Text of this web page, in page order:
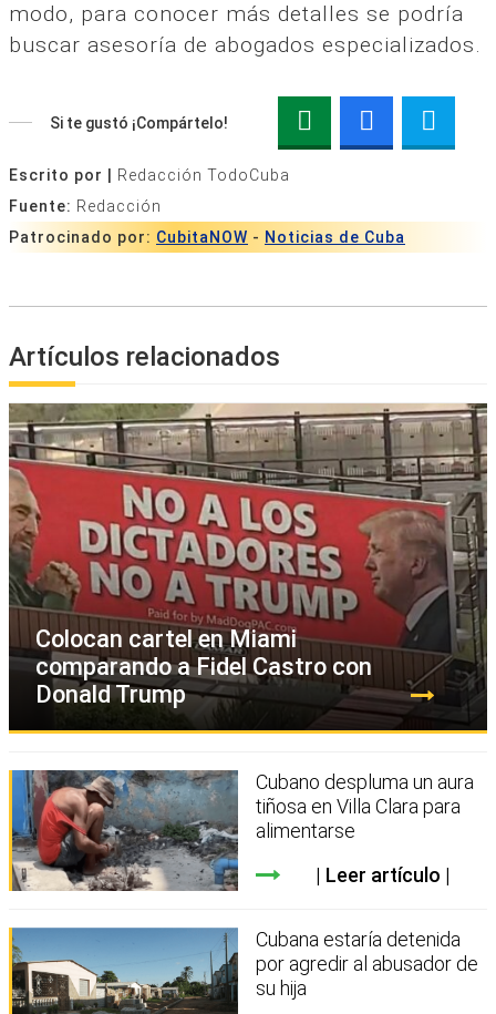
modo, para conocer más detalles se podría
buscar asesoría de abogados especializados.
Si te gustó ¡Compártelo!
Escrito por |
Redacción TodoCuba
Fuente: Redacción
Patrocinado por: CubitaNOW - Noticias de Cuba
Artículos relacionados
Colocan cartel en Miami
comparando a Fidel Castro con
Donald Trump
Cubano despluma un aura
tiñosa en Villa Clara para
alimentarse
Leer artículo
Cubana estaría detenida
por agredir al abusador de
su hija